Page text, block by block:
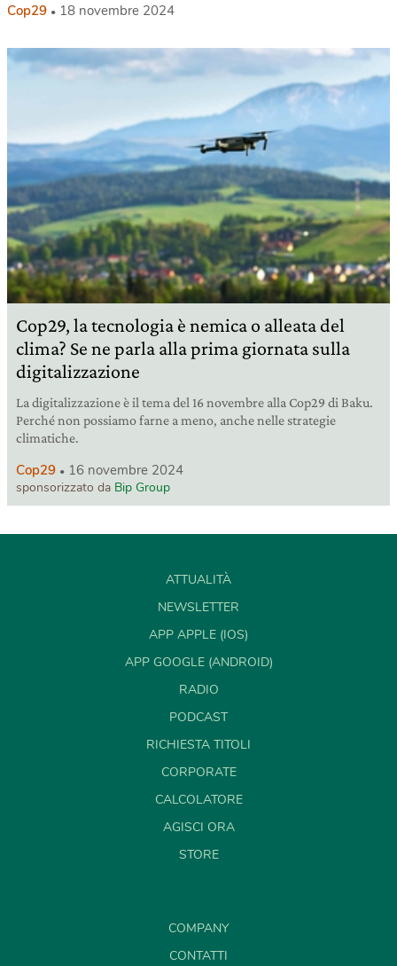
Cop29 18 novembre 2024
Cop29, la tecnologia è nemica o alleata del
clima? Se ne parla alla prima giornata sulla
digitalizzazione
La digitalizzazione è il tema del 16 novembre alla Cop29 di Baku.
Perché non possiamo farne a meno, anche nelle strategie
climatiche.
Cop29 16 novembre 2024
sponsorizzato da Bip Group
ATTUALITÀ
NEWSLETTER
APP APPLE (IOS)
APP GOOGLE (ANDROID)
RADIO
PODCAST
RICHIESTA TITOLI
CORPORATE
CALCOLATORE
AGISCI ORA
STORE
COMPANY
CONTATTI